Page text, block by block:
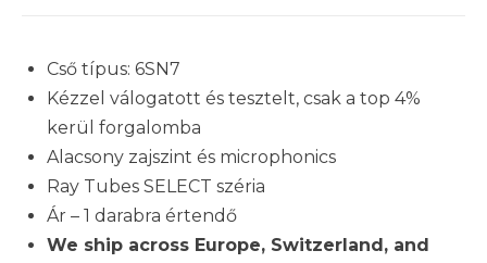
Cső típus: 6SN7
Kézzel válogatott és tesztelt, csak a top 4%
kerül forgalomba
Alacsony zajszint és microphonics
Ray Tubes SELECT széria
Ár – 1 darabra értendő
We ship across Europe, Switzerland, and